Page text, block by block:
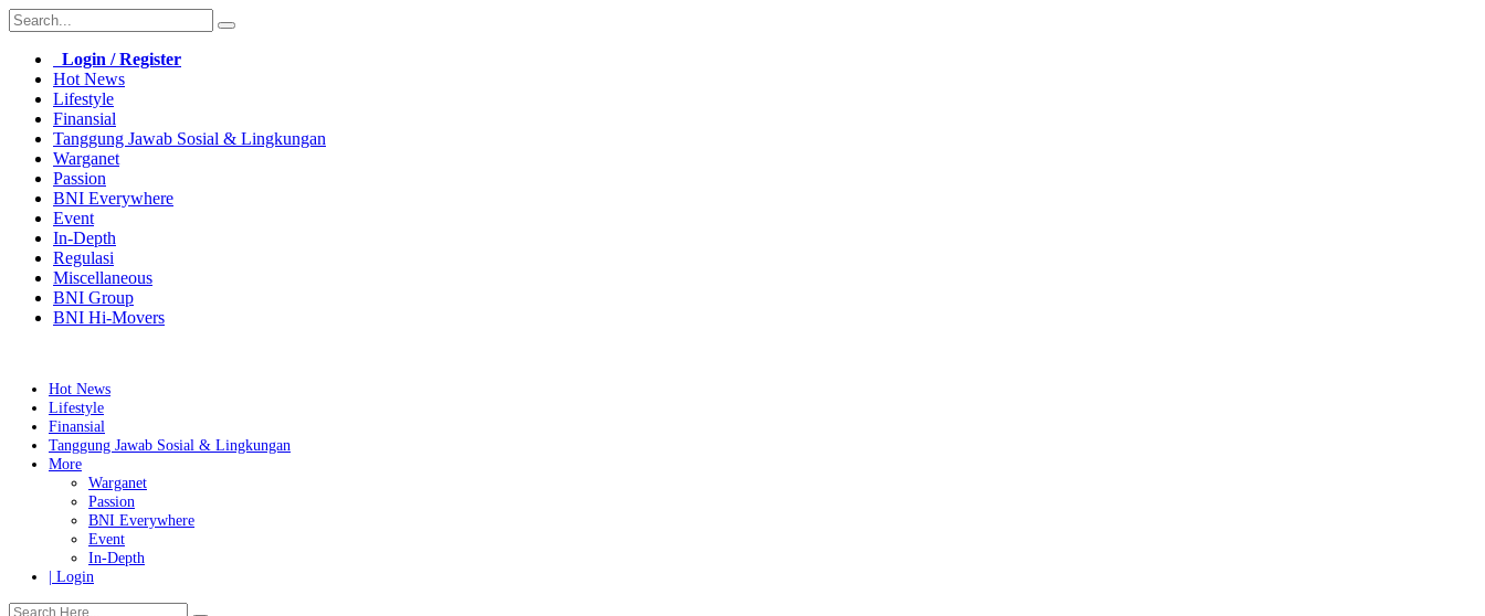
Login / Register
Hot News
Lifestyle
Finansial
Tanggung Jawab Sosial & Lingkungan
Warganet
Passion
BNI Everywhere
Event
In-Depth
Regulasi
Miscellaneous
BNI Group
BNI Hi-Movers
Hot News
Lifestyle
Finansial
Tanggung Jawab Sosial & Lingkungan
More
Warganet
Passion
Event